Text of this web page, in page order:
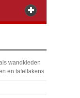
wandkleden
en tafellakens